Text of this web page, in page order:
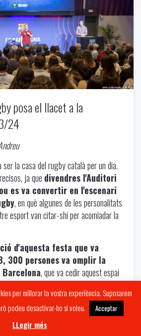
posa el llacet a la
24
la casa del rugby català per un dia.
ja que divendres l'Auditori
es va convertir en l'escenari
, en què algunes de les personalitats
esport van citar-shi per acomiadar la
d'aquesta festa que va
300 persones va omplir la
Barcelona, que va cedir aquest espai
en l'any en què la secció de rugby del
ser el teló de fons d'una
vetllada
què es van premiar jugadors,
per millorar la vostra experiència. Suposarem
podeu desactivar-ho si voleu.
Acceptar
LLegir més